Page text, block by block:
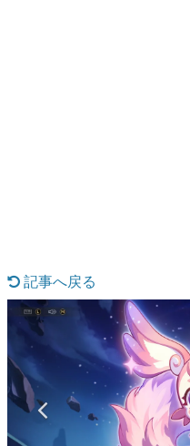
なんでゲーム
ゲーム開発者・
具体的な形から
です。
ゲームが変
「経験値」「裏
の起源や用法の
イニーP氏が徹底
記事へ戻る